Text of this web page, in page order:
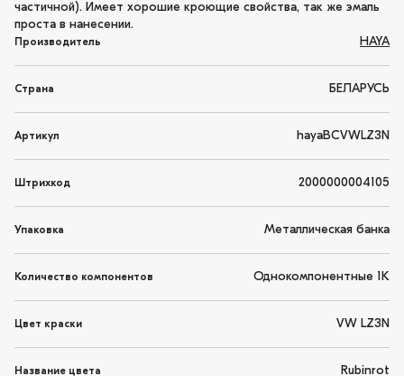
частичной). Имеет хорошие кроющие свойства, так же эмаль
проста в нанесении.
Производитель HAYA
Страна БЕЛАРУСЬ
Артикул hayaBCVWLZ3N
Штрихкод 2000000004105
Упаковка Металлическая банка
Количество компонентов Однокомпонентные 1K
Цвет краски VW LZ3N
Название цвета Rubinrot